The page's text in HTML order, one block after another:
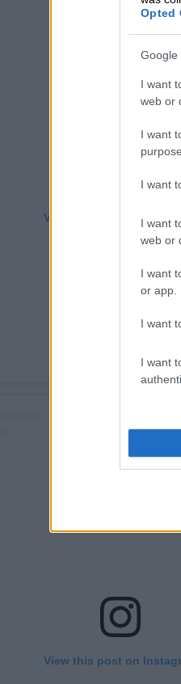
Opted
Google
I want
web or
I want
I want
I want
web or
I want
or app.
I want
I want
View this post on
View this post on